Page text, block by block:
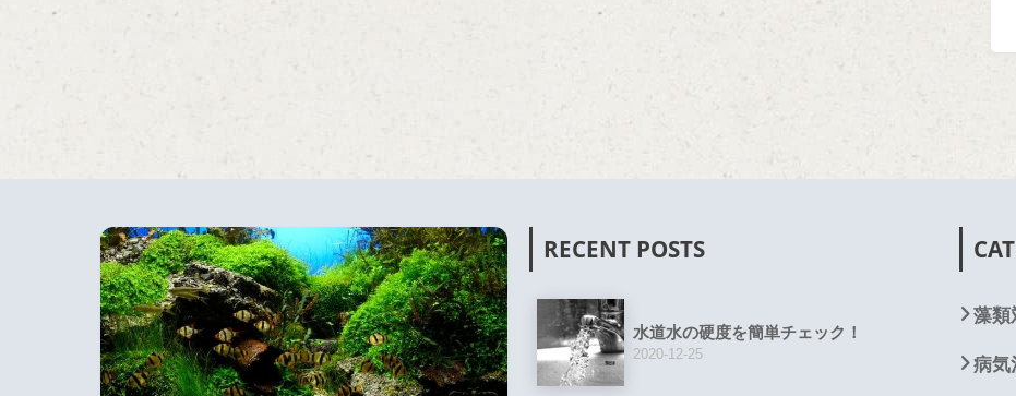
RECENT POSTS
水道水の硬度を簡単チェック！
2020-12-25
藻類
病気